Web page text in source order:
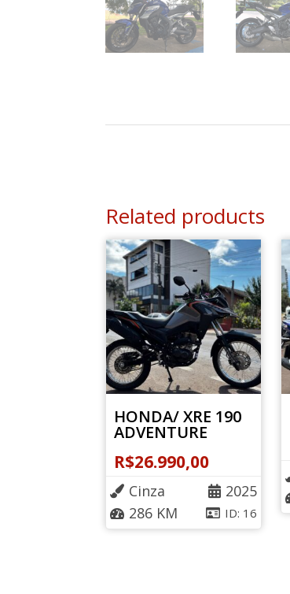
Related products
HONDA/ XRE 190
ADVENTURE
R$26.990,00
2025
Cinza
ID: 16
286 KM